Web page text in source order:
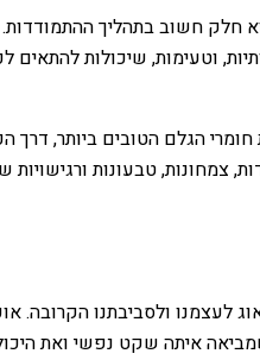
חלק חשוב בתהליך
שיכולות להתאים
הגלם הטובים ביותר,
צמחונות, טבעונות
ולסביבתנו הקרובה.
איתה שקט נפשי ואת